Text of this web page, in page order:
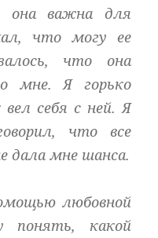
она важна для
что могу ее
что она
мне. Я горько
себя с ней. Я
что все
дала мне шанса.
любовной
понять, какой